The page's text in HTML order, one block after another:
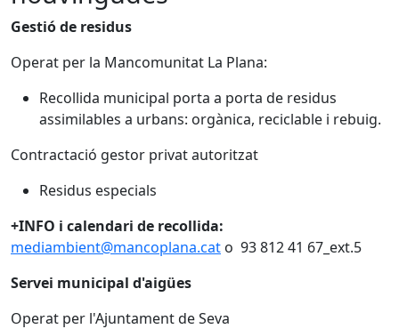
Gestió de residus
Operat per la Mancomunitat La Plana:
Recollida municipal porta a porta de residus
assimilables a urbans: orgànica, reciclable i rebuig.
Contractació gestor privat autoritzat
Residus especials
+INFO i calendari de recollida:
mediambient@mancoplana.cat o 93 812 41 67_ext.5
Servei municipal d'aigües
Operat per l'Ajuntament de Seva